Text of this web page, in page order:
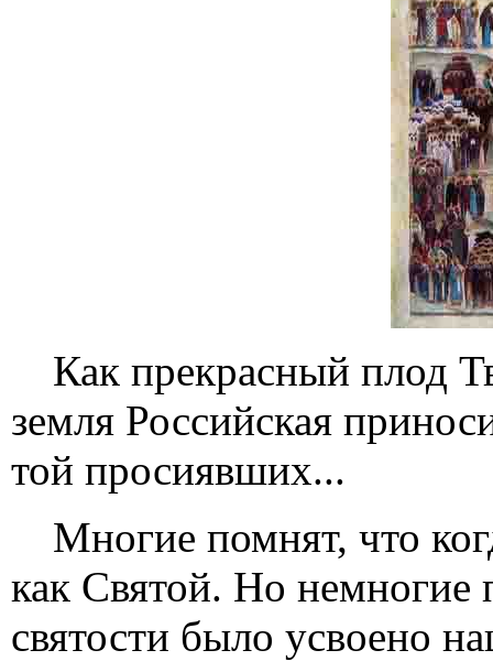
Как прекрасный плод
земля Российская
той просиявших...
Многие помнят, что
как Святой. Но немногие
святости было усвоено